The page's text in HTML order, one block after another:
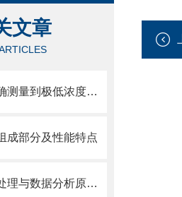
文章
流式细胞仪能够精确测量到极低浓度的标记物
成部分及性能特点
流式细胞仪的信号处理与数据分析原理分析